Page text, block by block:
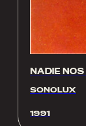
NADIE
SONOLUX
1991